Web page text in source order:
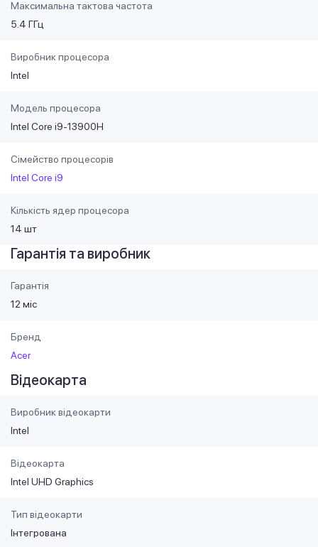
Максимальна тактова частота
5.4 ГГц
Виробник процесора
Intel
Модель процесора
Intel Core i9-13900H
Сімейство процесорів
Intel Core i9
Кількість ядер процесора
14 шт
Гарантія та виробник
Гарантія
12 міс
Бренд
Acer
Відеокарта
Виробник відеокарти
Intel
Відеокарта
Intel UHD Graphics
Тип відеокарти
Інтегрована